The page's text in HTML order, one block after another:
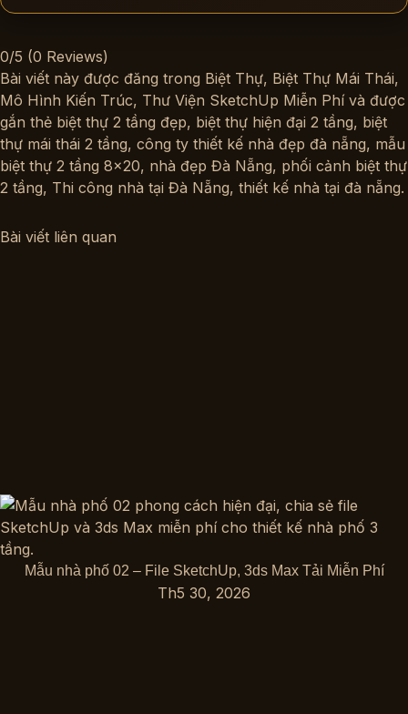
0/5 (0 Reviews)
Bài viết này được đăng trong Biệt Thự, Biệt Thự Mái Thái,
Mô Hình Kiến Trúc, Thư Viện SketchUp Miễn Phívà được
gắn thẻ biệt thự 2 tầng đẹp, biệt thự hiện đại 2 tầng, biệt
thự mái thái 2 tầng, công ty thiết kế nhà đẹp đà nẵng, mẫu
biệt thự 2 tầng 8x20, nhà đẹp Đà Nẵng, phối cảnh biệt thự
2 tầng, Thi công nhà tại Đà Nẵng, thiết kế nhà tại đà nẵng.
Bài viết liên quan
Mẫu nhà phố 02 – File SketchUp, 3ds Max Tải Miễn Phí
Th5 30, 2026